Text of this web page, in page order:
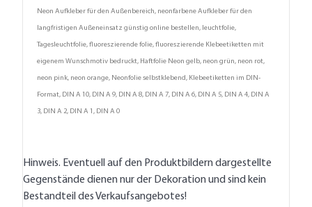
Neon Aufkleber für den Außenbereich, neonfarbene Aufkleber für den
langfristigen Außeneinsatz günstig online bestellen, leuchtfolie,
Tagesleuchtfolie, fluoreszierende folie, fluoreszierende Klebeetiketten mit
eigenem Wunschmotiv bedruckt, Haftfolie Neon gelb, neon grün, neon rot,
neon pink, neon orange, Neonfolie selbstklebend, Klebeetiketten im DIN-
Format, DIN A 10, DIN A 9, DIN A 8, DIN A 7, DIN A 6, DIN A 5, DIN A 4, DIN A
3, DIN A 2, DIN A 1, DIN A 0
Hinweis. Eventuell auf den Produktbildern dargestellte
Gegenstände dienen nur der Dekoration und sind kein
Bestandteil des Verkaufsangebotes!